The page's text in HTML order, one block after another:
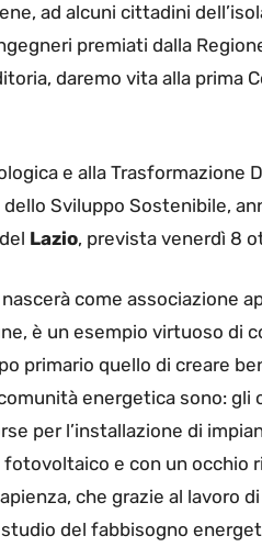
ad alcuni cittadini
premiati dalla
daremo vita alla prima
e alla Trasformazione
Sviluppo Sostenibile,
Lazio, prevista venerdì 8
come associazione
è un esempio virtuoso di
primario quello di creare
energetica sono: gli
per l’installazione di
e con un occhio
che grazie al lavoro
del fabbisogno